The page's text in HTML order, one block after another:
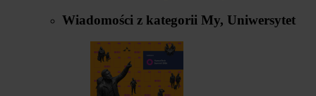
Wiadomości z kategorii My, Uniwersytet